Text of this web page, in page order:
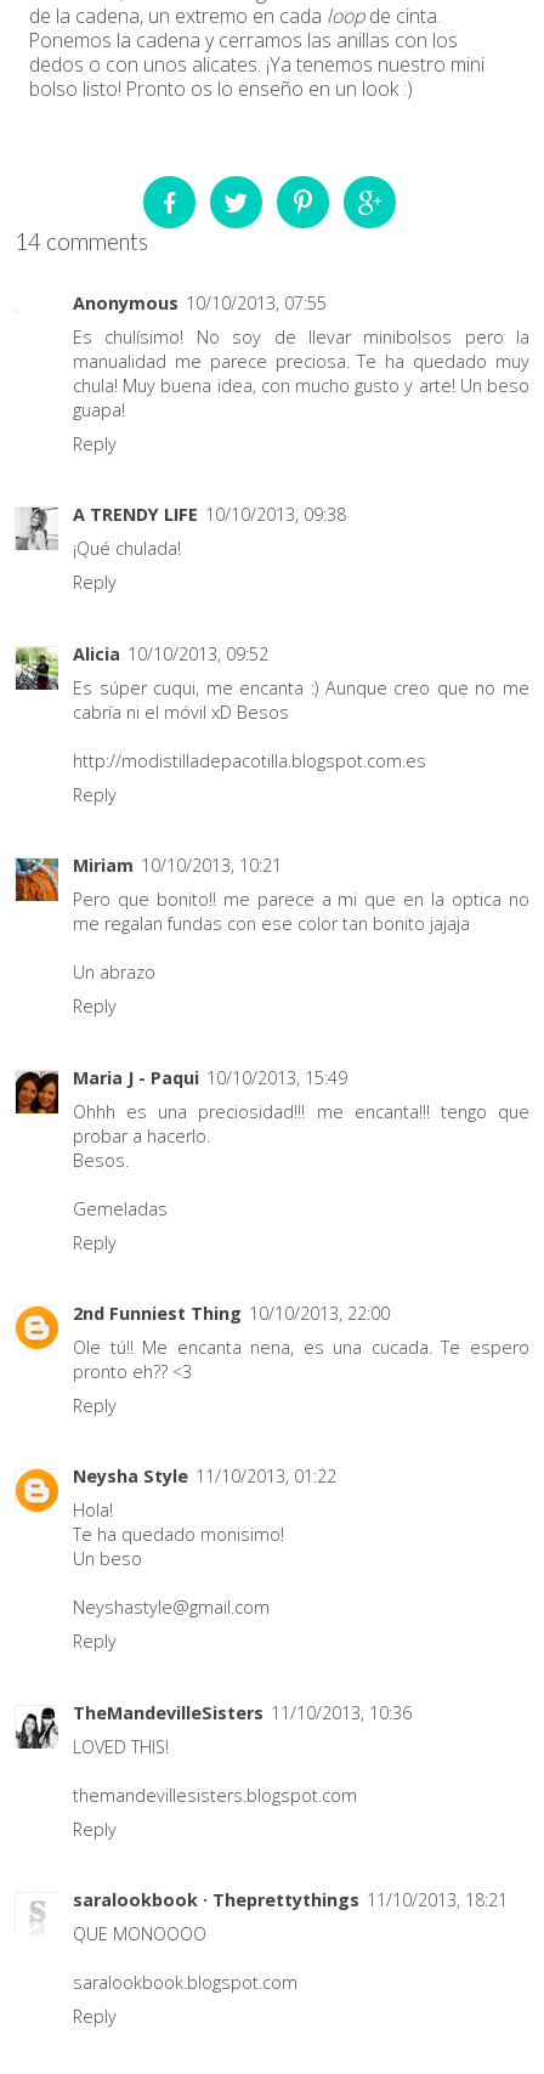
de la cadena, un extremo en cada loopde cinta.
Ponemos la cadena y cerramos las anillas con los
dedos o con unos alicates. ¡Ya tenemos nuestro mini
bolso listo! Pronto os lo enseño en un look :)
14 comments
Anonymous 10/10/2013, 07:55
Es chulísimo! No soy de llevar minibolsos pero la
manualidad me parece preciosa. Te ha quedado muy
chula! Muy buena idea, con mucho gusto y arte! Un beso
guapa!
Reply
A TRENDY LIFE 10/10/2013, 09:38
¡Qué chulada!
Reply
Alicia 10/10/2013, 09:52
Es súper cuqui, me encanta :) Aunque creo que no me
cabría ni el móvil xD Besos
http://modistilladepacotilla.blogspot.com.es
Reply
Miriam 10/10/2013, 10:21
Pero que bonito!! me parece a mi que en la optica no
me regalan fundas con ese color tan bonito jajaja
Un abrazo
Reply
Maria J - Paqui 10/10/2013, 15:49
Ohhh es una preciosidad!!! me encanta!!! tengo que
probar a hacerlo.
Besos.
Gemeladas
Reply
2nd Funniest Thing 10/10/2013, 22:00
Ole tú!! Me encanta nena, es una cucada. Te espero
pronto eh?? <3
Reply
Neysha Style 11/10/2013, 01:22
Hola!
Te ha quedado monisimo!
Un beso
Neyshastyle@gmail.com
Reply
TheMandevilleSisters 11/10/2013, 10:36
LOVED THIS!
themandevillesisters.blogspot.com
Reply
saralookbook · Theprettythings 11/10/2013, 18:21
QUE MONOOOO
saralookbook.blogspot.com
Reply